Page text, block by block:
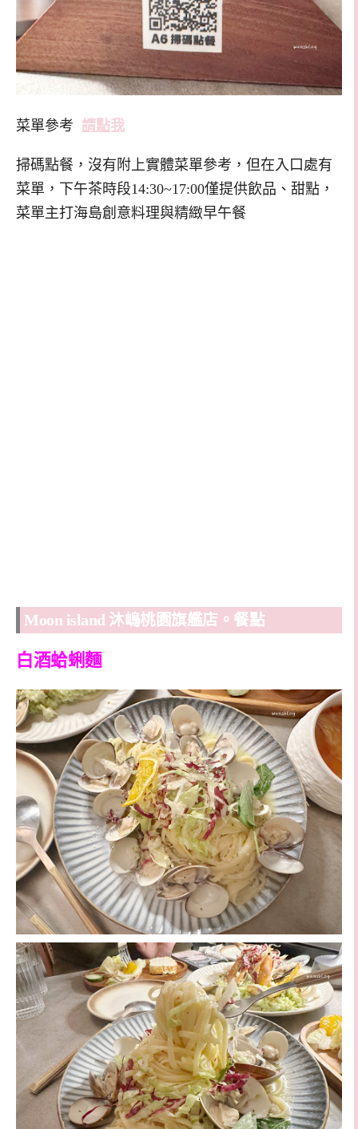
菜單參考 請點我
掃碼點餐，沒有附上實體菜單參考，但在入口處有
菜單，下午茶時段14:30~17:00僅提供飲品、甜點，
菜單主打海島創意料理與精緻早午餐
Moon island 沐嶋桃園旗艦店。餐點
白酒蛤蜊麵